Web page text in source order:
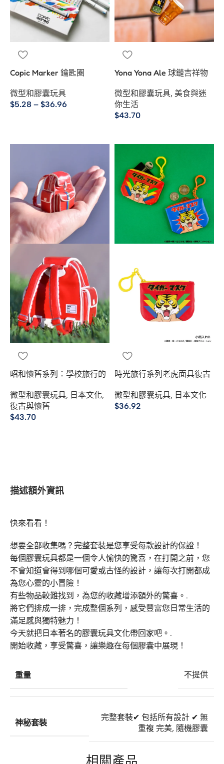
Copic Marker 鑰匙圈
微型和膠囊玩具
$5.28 – $36.96
Yona Yona Ale 球鏈吉祥物
微型和膠囊玩具, 美食與迷
你生活
$43.70
昭和懷舊系列：學校旅行的
微型和膠囊玩具, 日本文化,
復古與懷舊
$43.70
時光旅行系列老虎面具復古
微型和膠囊玩具, 日本文化
$36.92
描述額外資訊
快來看看！
想要全部收集嗎？完整套裝是您享受每款設計的保證！
每個膠囊玩具都是一個令人愉快的驚喜，在打開之前，您
不會知道會得到哪個可愛或古怪的設計，讓每次打開都成
為您心靈的小冒險！
有些物品較難找到，為您的收藏增添額外的驚喜。.
將它們排成一排，完成整個系列，感受豐富您日常生活的
滿足感與獨特魅力！
今天就把日本著名的膠囊玩具文化帶回家吧。.
開始收藏，享受驚喜，讓樂趣在每個膠囊中展現！
重量 不提供
神秘套裝
完整套裝✔ 包括所有設計 ✔ 無
重複 完美, 隨機膠囊
相關產品